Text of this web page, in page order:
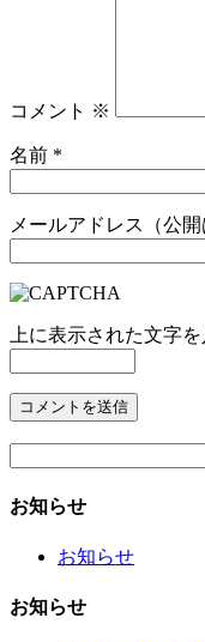
コメント ※
名前 *
メールアドレス（公開
上に表示された文字
お知らせ
お知らせ
お知らせ